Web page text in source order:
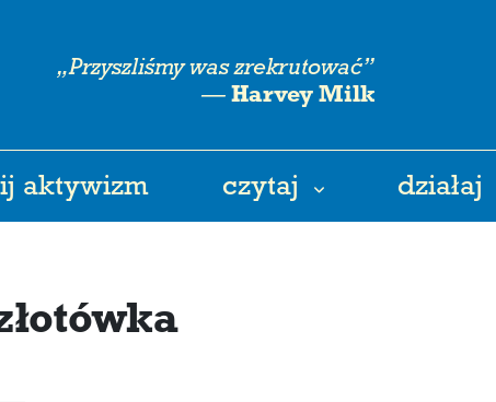
„Przyszliśmy was zrekrutować”
— Harvey Milk
aktywizm czytaj działaj